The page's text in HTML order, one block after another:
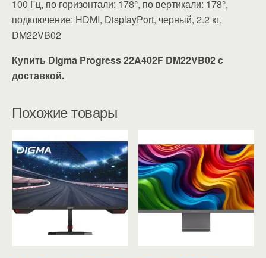
100 Гц, по горизонтали: 178°, по вертикали: 178°,
подключение: HDMI, DisplayPort, черный, 2.2 кг,
DM22VB02
Купить Digma Progress 22A402F DM22VB02 с
доставкой.
Похожие товары